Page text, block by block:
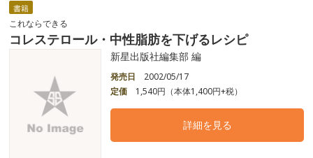
書籍
これならできる
コレステロール・中性脂肪を下げるレシピ
新星出版社編集部 編
発売日
2002/05/17
定価
1,540円（本体1,400円+税）
詳細を見る